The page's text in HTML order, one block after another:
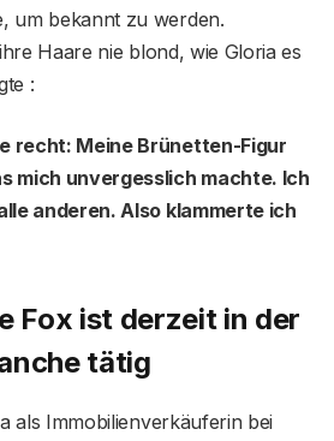
um bekannt zu werden.
Haare nie blond, wie Gloria es
:
recht: Meine Brünetten-Figur
mich unvergesslich machte. Ich
anderen. Also klammerte ich
Fox ist derzeit in der
tätig
als Immobilienverkäuferin bei